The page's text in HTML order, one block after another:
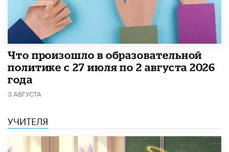
​Что произошло в образовательной
политике с 27 июля по 2 августа 2026
года
3 АВГУСТА
УЧИТЕЛЯ